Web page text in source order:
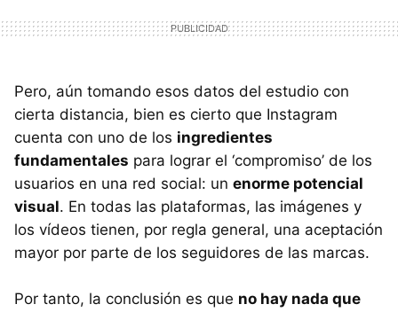
Pero, aún tomando esos datos del estudio con
cierta distancia, bien es cierto que Instagram
cuenta con uno de los ingredientes
fundamentales para lograr el ‘compromiso’ de los
usuarios en una red social: un enorme potencial
visual. En todas las plataformas, las imágenes y
los vídeos tienen, por regla general, una aceptación
mayor por parte de los seguidores de las marcas.
Por tanto, la conclusión es que no hay nada que